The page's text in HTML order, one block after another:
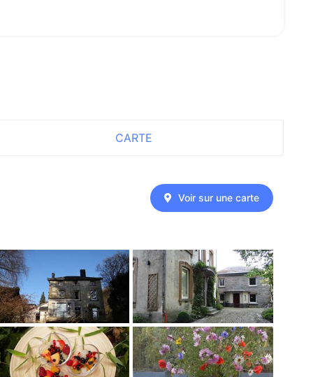
CARTE
Voir sur une carte